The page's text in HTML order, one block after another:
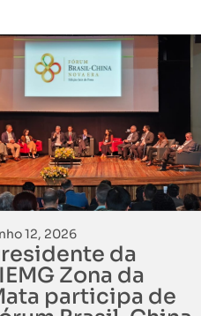
12, 2026
da
Zona da
participa de